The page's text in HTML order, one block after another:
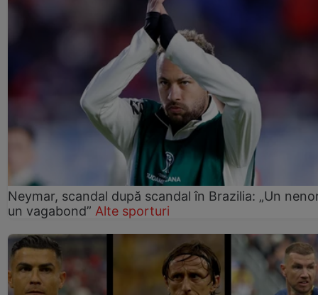
Neymar, scandal după scandal în Brazilia: „Un
un vagabond” Alte sporturi